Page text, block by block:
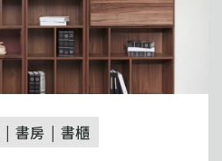
書房 書櫃